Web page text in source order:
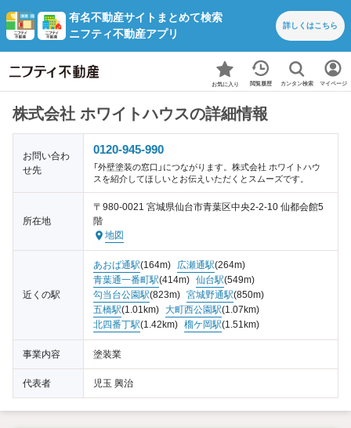
有名不動産サイトまとめて検索
ニフティ不動産アプリ
詳しくはこちら
お気に入り 閲覧履歴 カンタン検索 マイページ
株式会社 ホワイトハウスの詳細情報
お問い合わ
せ先
0120-945-990
「外壁塗装の窓口」につながります。株式会社 ホワイトハウ
スを紹介してほしいとお伝えいただくとスムーズです。
所在地
〒980-0021 宮城県仙台市青葉区中央2-2-10 仙都会館5
階
地図
近くの駅
あおば通駅(164m) 広瀬通駅(264m)
青葉通一番町駅(414m) 仙台駅(549m)
勾当台公園駅(823m) 宮城野通駅(850m)
五橋駅(1.01km) 大町西公園駅(1.07km)
北四番丁駅(1.42km) 榴ケ岡駅(1.51km)
事業内容 塗装業
代表者 児玉 興治